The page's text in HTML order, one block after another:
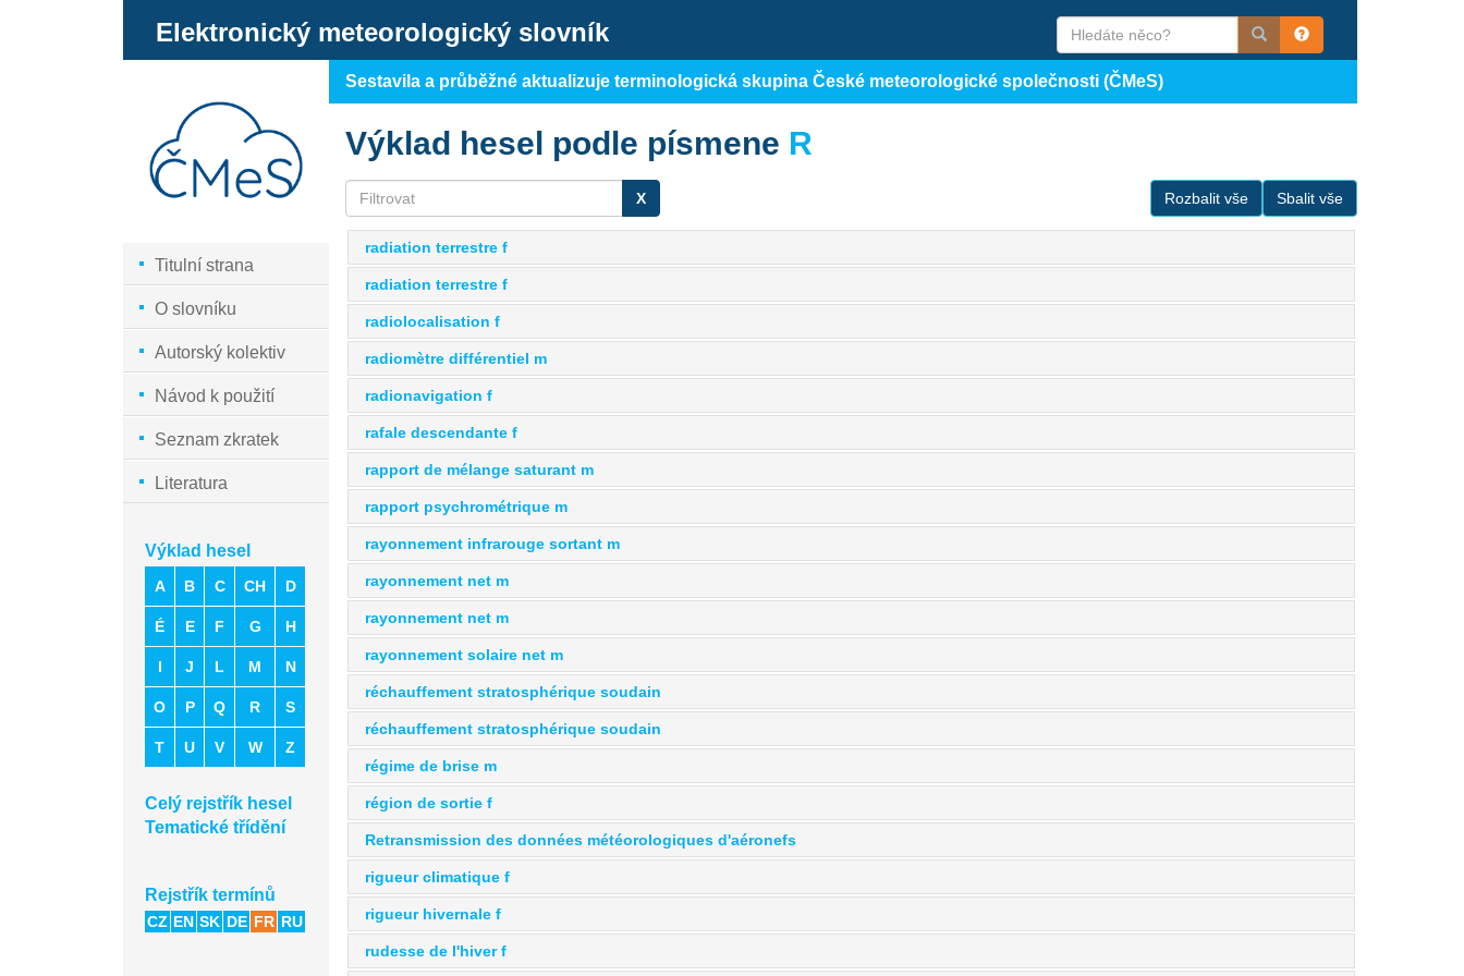
Elektronický meteorologický slovník
Titulní strana
O slovníku
Autorský kolektiv
Návod k použití
Seznam zkratek
Literatura
Výklad hesel
A B C CH D
É E F G H
I J L M N
O P Q R S
T U V W Z
Celý rejstřík hesel
Tematické třídění
Rejstřík termínů
CZ EN SK DE FR RU
Sestavila a průběžné aktualizuje terminologická skupina České meteorologické společnosti (ČMeS)
Výklad hesel podle písmene R
X
radiation terrestre f
radiation terrestre f
radiolocalisation f
radiomètre différentiel m
radionavigation f
rafale descendante f
rapport de mélange saturant m
rapport psychrométrique m
rayonnement infrarouge sortant m
rayonnement net m
rayonnement net m
rayonnement solaire net m
réchauffement stratosphérique soudain
réchauffement stratosphérique soudain
régime de brise m
région de sortie f
Retransmission des données météorologiques d'aéronefs
rigueur climatique f
rigueur hivernale f
rudesse de l'hiver f